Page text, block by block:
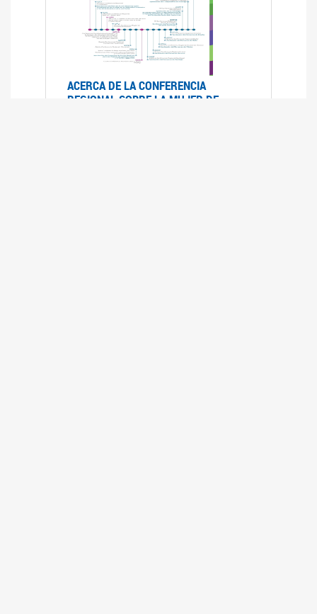
ACERCA DE LA CONFERENCIA
REGIONAL SOBRE LA MUJER DE